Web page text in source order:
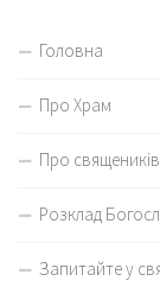
Головна
Про Храм
Про священиків
Розклад
Запитайте у